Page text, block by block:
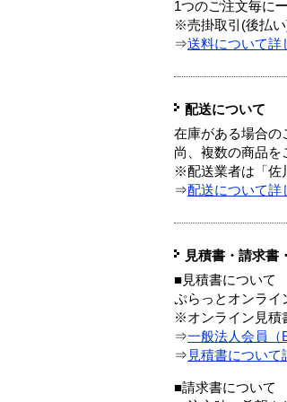
1つのご注文毎に
※売掛取引(後払い
⇒送料について詳
配送について
在庫がある場合の
尚、複数の商品を
※配送業者は「佐
⇒配送について詳
見積書・請求書
■見積書について
ぷらっとオンライ
※オンライン見積
⇒一般法人会員（
⇒ 見積書について
■請求書について